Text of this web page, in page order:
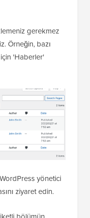
gerekmez
Örneğin, bazı
'Haberler'
yönetici
ziyaret edin.